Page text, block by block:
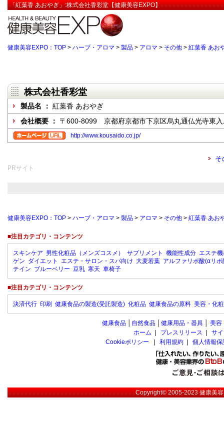
「紅葉香 あおやぎ」:株式会社香彩堂【健康美容EXPO】
健康美容EXPO：TOP > ハーブ・アロマ > 製品 > アロマ > その他 > 紅葉香 あお
株式会社香彩堂
製品名 ： 紅葉香 あおやぎ
会社概要 ： 〒600-8099 京都府京都市下京区烏丸通仏光寺東
http://www.kousaido.co.jp/
そ
PRサイト
健康美容EXPO：TOP > ハーブ・アロマ > 製品 > アロマ > その他 > 紅葉香 あお
■注目カテゴリ・コンテンツ
スキンケア 男性化粧品（メンズコスメ） サプリメント 機能性成分 エステ
ゲン ダイエット エステ・サロン・スパ向け 大麦若葉 アルファリポ酸(αリポ
テイン ブルーベリー 豆乳 寒天 車椅子
■注目カテゴリ・コンテンツ
決済代行 印刷 健康食品の製造(受託製造) 化粧品 健康食品の原料 美容・化
健康食品 自然食品 健康用品・器具 美容
ホーム
プレスリリース
サ
Cookieポリシー
利用規約 個人情報
Copyright© 2005-2023健康美